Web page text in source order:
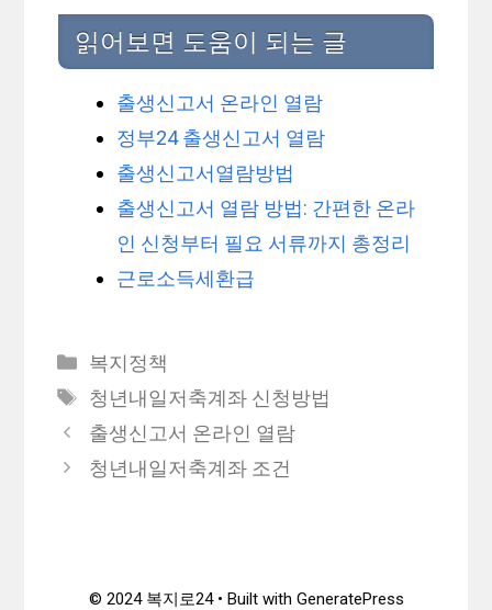
읽어보면 도움이 되는 글
출생신고서 온라인 열람
정부24 출생신고서 열람
출생신고서열람방법
출생신고서 열람 방법: 간편한 온라
인 신청부터 필요 서류까지 총정리
근로소득세환급
카
테
리
복지정책
태
그
청년내일저축계좌 신청방법
출생신고서 온라인 열람
청년내일저축계좌 조건
© 2024 복지로24 • Built with GeneratePress